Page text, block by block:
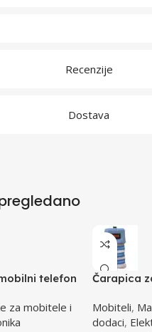
Recenzije
Dostava
telefon
za mobitele i
Čarapica
65x100mm
Mobiteli,
dodaci,